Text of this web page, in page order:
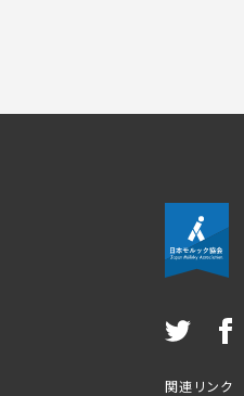
関連リンク